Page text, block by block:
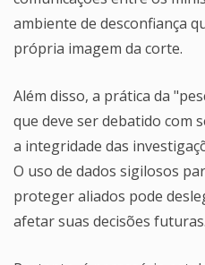
ambiente de desconfiança
própria imagem da corte.
Além disso, a prática da
que deve ser debatido com
a integridade das
O uso de dados sigilosos
proteger aliados pode
afetar suas decisões futuras.